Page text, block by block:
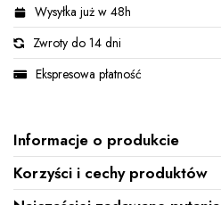
Wysyłka już w 48h
Zwroty do 14 dni
Ekspresowa płatność
Informacje o produkcie
Korzyści i cechy produktów